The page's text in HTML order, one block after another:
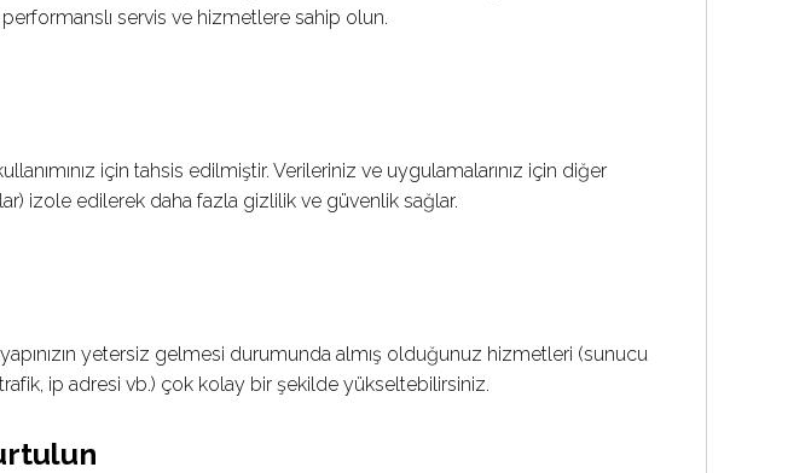
servis ve hizmetlere sahip olun.
için tahsis edilmiştir. Verileriniz ve uygulamalarınız için diğer
izole edilerek daha fazla gizlilik ve güvenlik sağlar.
yetersiz gelmesi durumunda almış olduğunuz hizmetleri (sunucu
ip adresi vb.) çok kolay bir şekilde yükseltebilirsiniz.